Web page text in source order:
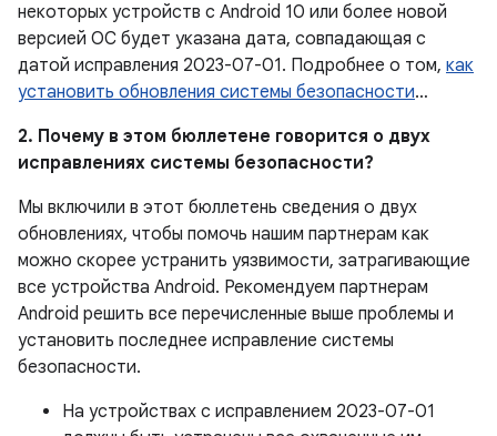
некоторых устройств с Android 10 или более новой
версией ОС будет указана дата, совпадающая с
датой исправления 2023-07-01. Подробнее о том, как
установить обновления системы безопасности…
2. Почему в этом бюллетене говорится о двух
исправлениях системы безопасности?
Мы включили в этот бюллетень сведения о двух
обновлениях, чтобы помочь нашим партнерам как
можно скорее устранить уязвимости, затрагивающие
все устройства Android. Рекомендуем партнерам
Android решить все перечисленные выше проблемы и
установить последнее исправление системы
безопасности.
На устройствах с исправлением 2023-07-01